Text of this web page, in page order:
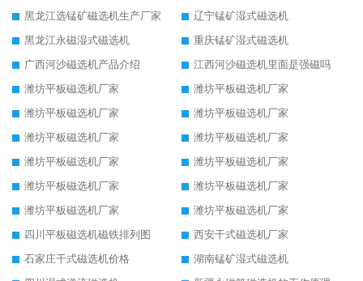
黑龙江选锰矿磁选机生产厂家
辽宁锰矿湿式磁选机
黑龙江永磁湿式磁选机
重庆锰矿湿式磁选机
广西河沙磁选机产品介绍
江西河沙磁选机里面是强磁吗
潍坊平板磁选机厂家
潍坊平板磁选机厂家
潍坊平板磁选机厂家
潍坊平板磁选机厂家
潍坊平板磁选机厂家
潍坊平板磁选机厂家
潍坊平板磁选机厂家
潍坊平板磁选机厂家
潍坊平板磁选机厂家
潍坊平板磁选机厂家
潍坊平板磁选机厂家
潍坊平板磁选机厂家
四川平板磁选机磁铁排列图
西安干式磁选机厂家
石家庄干式磁选机价格
湖南锰矿湿式磁选机